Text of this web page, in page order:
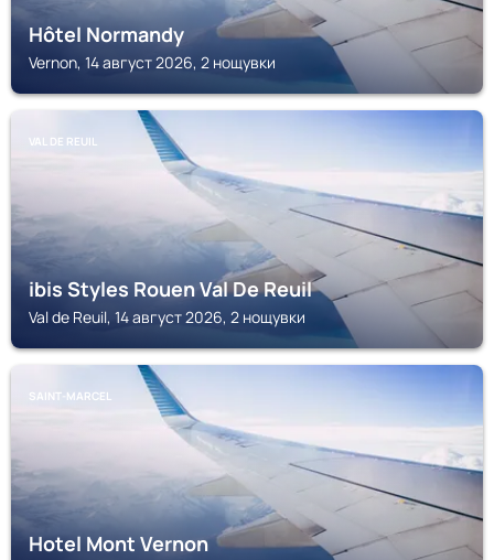
Hôtel Normandy
Vernon, 14 август 2026, 2 нощувки
VAL DE REUIL
ibis Styles Rouen Val De Reuil
Val de Reuil, 14 август 2026, 2 нощувки
SAINT-MARCEL
Hotel Mont Vernon